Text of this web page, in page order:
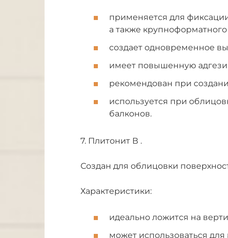
применяется для
а также
создает одновременное
имеет повышенную
рекомендован при
используется при
балконов.
7. Плитонит В .
Создан для облицовки
Характеристики:
идеально ложится на
может использоваться